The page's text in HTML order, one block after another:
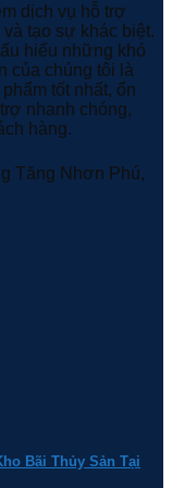
dịch vụ hỗ trợ
tạo sự khác biệt.
hiểu những khó
của chúng tôi là
tốt nhất, ổn
nhanh chóng,
hàng.
Tăng Nhơn Phú,
Bãi Thủy Sản Tại